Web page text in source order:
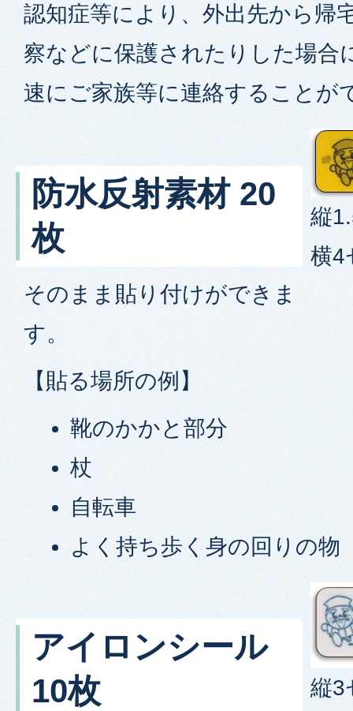
認知症等により、外出先から帰
察などに保護されたりした場合
速にご家族等に連絡することが
縦
横4
防水反射素材 20
枚
そのまま貼り付けができま
す。
【貼る場所の例】
靴のかかと部分
杖
自転車
よく持ち歩く身の回りの物
縦3
アイロンシール
10枚